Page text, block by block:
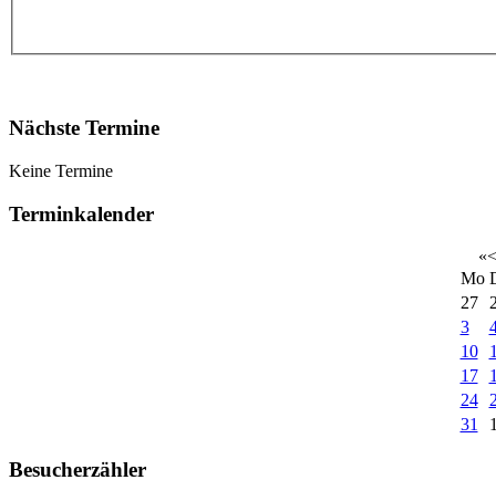
Nächste Termine
Keine Termine
Terminkalender
«<
Mo
27
3
10
17
24
31
Besucherzähler